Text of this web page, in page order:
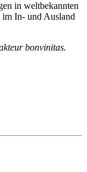
in weltbekannten
In- und Ausland
bonvinitas.